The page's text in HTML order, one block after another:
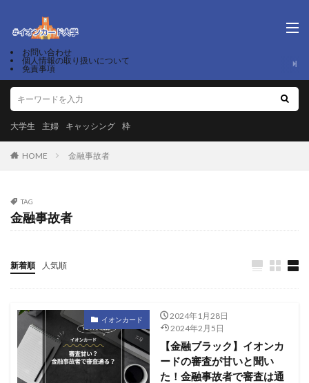
お問い合わせ
個人情報の取り扱いについて
免責事項
大学生 主婦 キャッシング 枠
HOME 金融事故者
TAG
金融事故者
新着順 人気順
イオンカード
2024年1月28日
2024年2月5日
【金融ブラック】イオンカ
ードの審査が甘いと聞い
た！金融事故者で審査は通